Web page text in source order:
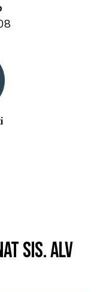
sis. alv